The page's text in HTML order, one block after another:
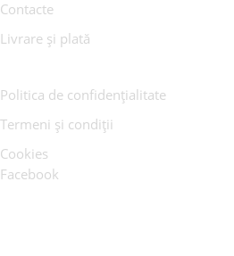
Contacte
Livrare și plată
Politica de confidențialitate
Termeni și condiții
Cookies
Facebook